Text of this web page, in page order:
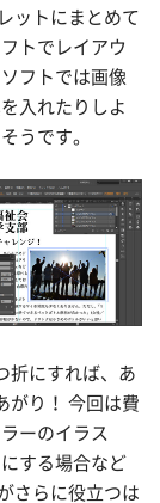
ットにまとめて
トでレイアウ
フトでは画像
入れたりしよ
うです。
折にすれば、あ
がり！ 今回は費
ーのイラス
する場合など
さらに役立つは